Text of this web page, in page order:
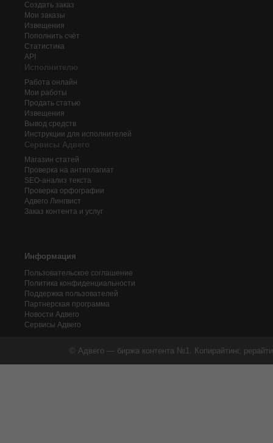
Создать заказ
Мои заказы
Извещения
Пополнить счёт
Статистика
API
Исполнителю
Работа онлайн
Мои работы
Продать статью
Извещения
Вывод средств
Инструкции для исполнителей
Сервисы Адвего
Магазин статей
Проверка на антиплагиат
SEO-анализ текста
Проверка орфографии
Адвего Лингвист
Заказ контента и услуг
Информация
Пользовательское соглашение
Политика конфиденциальности
Поддержка пользователей
Партнерская программа
Новости Адвего
Сервисы Адвего
© Адвего — биржа контента №1. Копирайтинг,